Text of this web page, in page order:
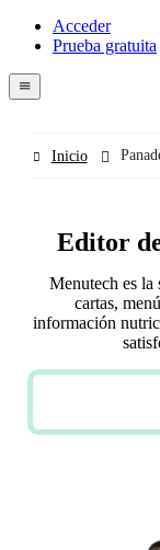
Menutech
navigation
Acceder
Prueba gratuita
menu
Inicio
Editor
Menutech es la
cartas,
información